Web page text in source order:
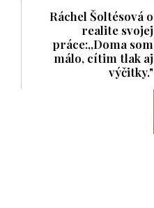
Ráchel Šoltésová o
realite svojej
práce:,,Doma som
málo, cítim tlak aj
výčitky."